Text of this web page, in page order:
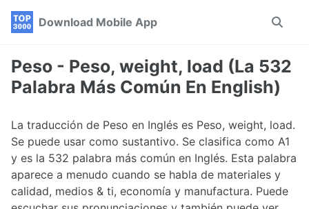
Skip
navigation
Skip
Skip
Download Mobile App
Toggle
Peso - Peso, weight, load (La 532
Palabra Más Común En English)
La traducción de Peso en Inglés es Peso, weight, load.
Se puede usar como sustantivo. Se clasifica como A1
y es la 532 palabra más común en Inglés. Esta palabra
aparece a menudo cuando se habla de materiales y
calidad, medios & ti, economía y manufactura. Puede